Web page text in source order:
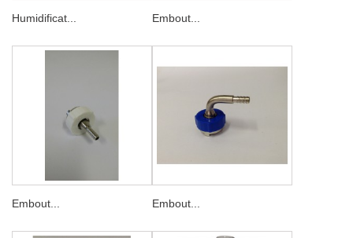
Humidificat... Embout...
Embout... Embout...